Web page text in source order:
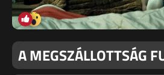
A MEGSZÁLLOTTSÁG